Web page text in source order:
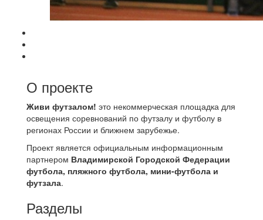
О проекте
Живи футзалом! это некоммерческая площадка для
освещения соревнований по футзалу и футболу в
регионах России и ближнем зарубежье.
Проект является официальным информационным
партнером Владимирской Городской Федерации
футбола, пляжного футбола, мини-футбола и
футзала.
Разделы